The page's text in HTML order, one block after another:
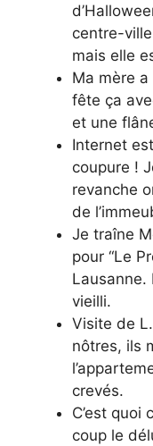
centre-
mais elle
Ma mère
fête ça
et une
Internet
coupure !
revanche
de
Je traîne
pour “Le
Lausanne.
vieilli.
Visite de
nôtres, ils
crevés.
C’est quoi
coup le